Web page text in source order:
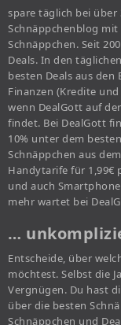
spare täglich bei über
Schnäppchenblog
Schnäppchen. Seit
Deals. In den
besten Deals aus
Finanzen (Kredite
wenn DealGott auf
findet. Bei DealGott
10% unter dem
Schnäppchen aus
Handytarife für 1,99€
und auch
mehr wartet bei
…
Entscheide, über
möchtest. Selbst die
Vergnügen. Du hast
über die besten
Schnäppchen und